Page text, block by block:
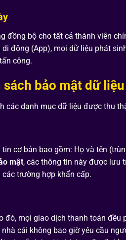
đồng bộ cho tất cả thành viên
di động (App), mọi dữ liệu phát
công.
bảo mật dữ liệu
các danh mục dữ liệu được thu
cơ bản bao gồm: Họ và tên
mật, các thông tin này được lưu
trường hợp khẩn cấp.
đó, mọi giao dịch thanh toán đều
cái không bao giờ yêu cầu